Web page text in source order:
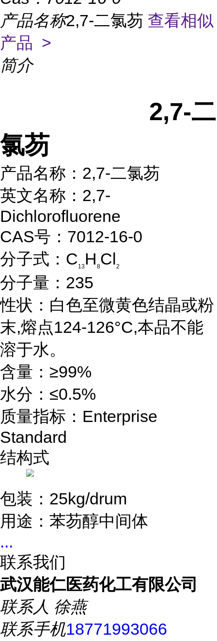
产品名称2,7-二氯芴 查看相似
产品 >
简介
2,7-二
氯芴
产品名称：2,7-二氯芴
英文名称：2,7-
Dichlorofluorene
CAS号：7012-16-0
分子式：C 13H 8Cl2
分子量：235
性状：白色至微黄色结晶或粉
末,熔点124-126°C,本品不能
溶于水。
含量：≥99%
水分：≤0.5%
质量指标：Enterprise
Standard
结构式
包装：25kg/drum
用途：苯芴醇中间体
...
联系我们
武汉能仁医药化工有限公司
联系人 徐燕
联系手机18771993066